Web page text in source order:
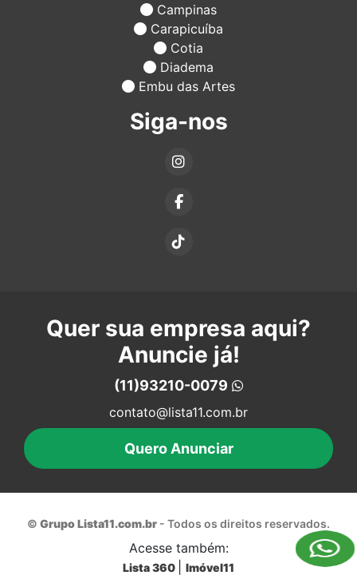
Campinas
Carapicuíba
Cotia
Diadema
Embu das Artes
Siga-nos
Quer sua empresa aqui?
Anuncie já!
(11)93210-0079
contato@lista11.com.br
Quero Anunciar
© Grupo Lista11.com.br - Todos os direitos reservados.
Acesse também:
Lista 360 Imóvel11